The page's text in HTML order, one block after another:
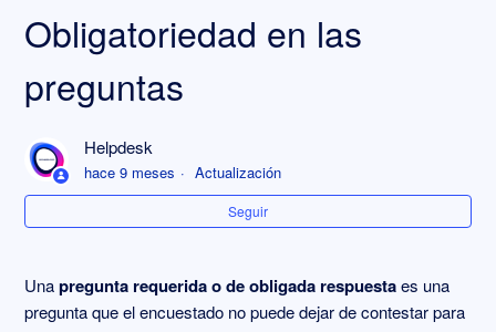
¿Cómo crear una pregunta?
Adjuntar archivos en una pregunta
Cómo cambiar el tamaño de letra en descripciones y
preguntas
Editar formato del texto en enunciados y descripciones
Obligatoriedad en las
preguntas
Helpdesk
hace 9 meses Actualización
Seguir
Unapregunta requerida o de obligada respuestaes una
pregunta que el encuestado no puede dejar de contestar para